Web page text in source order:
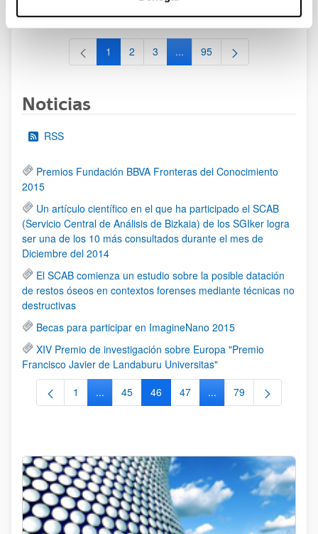
al 30/07/2026 (ambos incluídos)
Página
1 Página
2 Página
3 ...Páginas intermedias Use TAB
Página
95
Noticias
RSS
Premios Fundación BBVA Fronteras del Conocimiento
2015
Un artículo científico en el que ha participado el SCAB
(Servicio Central de Análisis de Bizkaia) de los SGIker logra
ser una de los 10 más consultados durante el mes de
Diciembre del 2014
El SCAB comienza un estudio sobre la posible datación
de restos óseos en contextos forenses mediante técnicas no
destructivas
Becas para participar en ImagineNano 2015
XIV Premio de investigación sobre Europa "Premio
Francisco Javier de Landaburu Universitas"
Página
1 ...Páginas intermedias Use TAB para desplazarse.
Página
45 Página
46 Página
47 ...Páginas intermedias
Página
79